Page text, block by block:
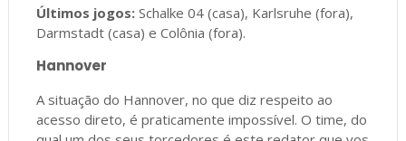
Últimos jogos: Schalke 04 (casa), Karlsruhe (fora),
Darmstadt (casa) e Colônia (fora).
Hannover
A situação do Hannover, no que diz respeito ao
acesso direto, é praticamente impossível. O time, do